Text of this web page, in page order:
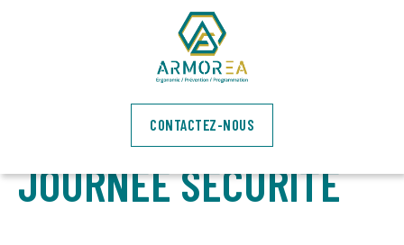
CONTACTEZ-NOUS
ATELIERS DE
SENSIBILISATION EN
BRETAGNEPOUR
JOURNÉE SÉCURITÉ